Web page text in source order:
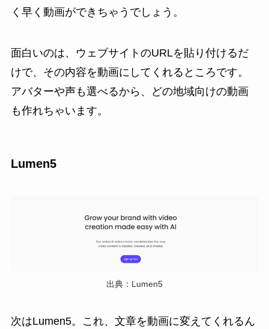
く早く動画ができちゃうでしょう。
面白いのは、ウェブサイトのURLを貼り付けるだ
けで、その内容を動画にしてくれるところです。
アバターや声も選べるから、どの地域向けの動画
も作れちゃいます。
Lumen5
出典：Lumen5
次はLumen5。これ、文章を動画に変えてくれるん